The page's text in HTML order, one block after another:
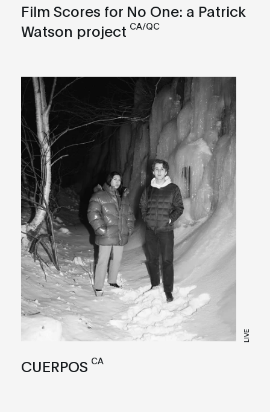
Film Scores for No One: a Patrick
Watson project CA/QC
LIVE
CUERPOS CA